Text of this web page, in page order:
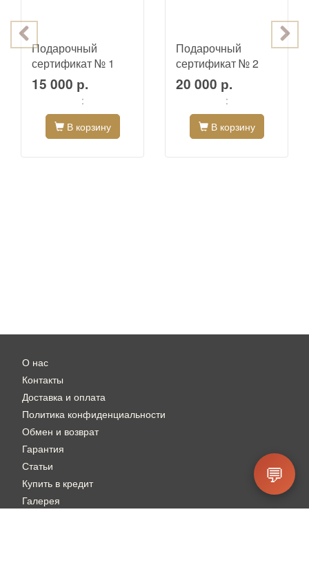
Подарочный
сертификат № 1
15 000 р.
:
В корзину
Подарочный
сертификат № 2
20 000 р.
:
В корзину
О нас
Контакты
Доставка и оплата
Политика конфиденциальности
Обмен и возврат
Гарантия
Статьи
Купить в кредит
Галерея
💬